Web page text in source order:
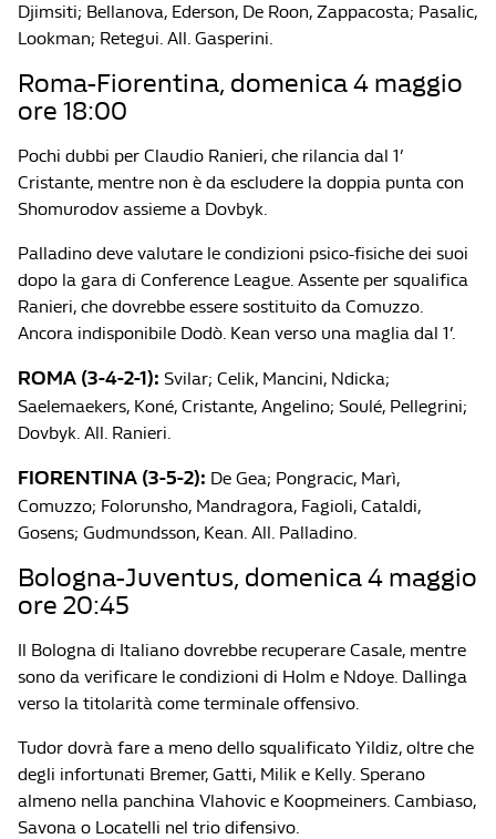
Djimsiti; Bellanova, Ederson, De Roon, Zappacosta; Pasalic,
Lookman; Retegui. All. Gasperini.
Roma-Fiorentina, domenica 4 maggio
ore 18:00
Pochi dubbi per Claudio Ranieri, che rilancia dal 1’
Cristante, mentre non è da escludere la doppia punta con
Shomurodov assieme a Dovbyk.
Palladino deve valutare le condizioni psico-fisiche dei suoi
dopo la gara di Conference League. Assente per squalifica
Ranieri, che dovrebbe essere sostituito da Comuzzo.
Ancora indisponibile Dodò. Kean verso una maglia dal 1’.
ROMA (3-4-2-1): Svilar; Celik, Mancini, Ndicka;
Saelemaekers, Koné, Cristante, Angelino; Soulé, Pellegrini;
Dovbyk. All. Ranieri.
FIORENTINA (3-5-2): De Gea; Pongracic, Marì,
Comuzzo; Folorunsho, Mandragora, Fagioli, Cataldi,
Gosens; Gudmundsson, Kean. All. Palladino.
Bologna-Juventus, domenica 4 maggio
ore 20:45
Il Bologna di Italiano dovrebbe recuperare Casale, mentre
sono da verificare le condizioni di Holm e Ndoye. Dallinga
verso la titolarità come terminale offensivo.
Tudor dovrà fare a meno dello squalificato Yildiz, oltre che
degli infortunati Bremer, Gatti, Milik e Kelly. Sperano
almeno nella panchina Vlahovic e Koopmeiners. Cambiaso,
Savona o Locatelli nel trio difensivo.